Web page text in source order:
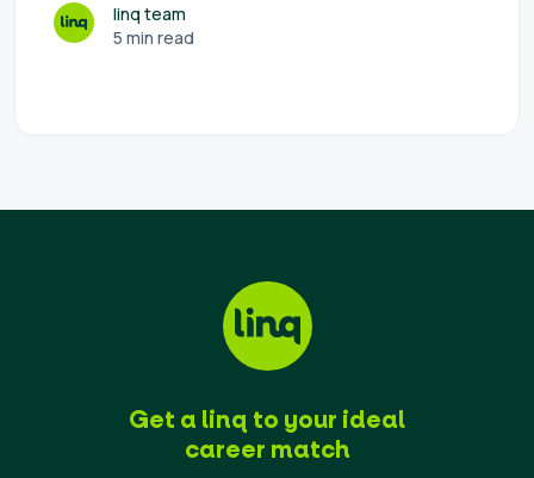
linq team
5 min read
Get a linq to your ideal
career match